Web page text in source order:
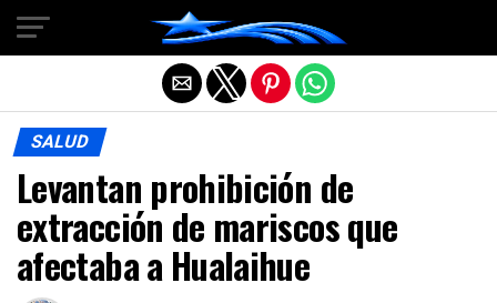
SALUD
Levantan prohibición de
extracción de mariscos que
afectaba a Hualaihue
Salir de la versión móvil